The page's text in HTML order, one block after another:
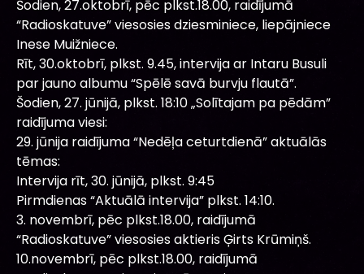
Šodien, 27.oktobrī, pēc plkst.18.00, raidījumā
“Radioskatuve” viesosies dziesminiece, liepājniece
Inese Muižniece.
Rīt, 30.oktobrī, plkst. 9.45, intervija ar Intaru Busuli
par jauno albumu “Spēlē savā burvju flautā”.
Šodien, 27. jūnijā, plkst. 18:10 „Solītajam pa pēdām”
raidījuma viesi:
29. jūnija raidījuma “Nedēļa ceturtdienā” aktuālās
tēmas:
Intervija rīt, 30. jūnijā, plkst. 9:45
Pirmdienas “Aktuālā intervija” plkst. 14:10.
3. novembrī, pēc plkst.18.00, raidījumā
“Radioskatuve” viesosies aktieris Ģirts Krūmiņš.
10.novembrī, pēc plkst.18.00, raidījumā